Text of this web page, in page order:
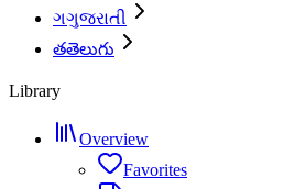
ગગુજરાતી
తతెలుగు
Library
Overview
Favorites